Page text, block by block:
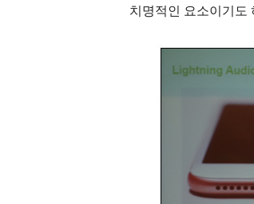
치명적인 요소이기도